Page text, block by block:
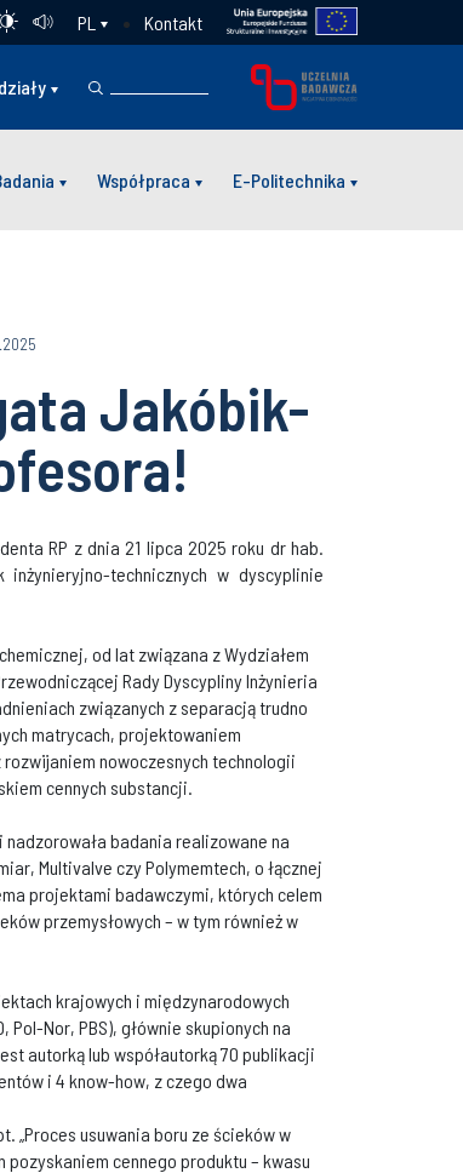
PL Kontakt
Współpraca E-Politechnika
Jakóbik-
RP z dnia 21 lipca 2025 roku dr hab.
technicznych w dyscyplinie
od lat związana z Wydziałem
Rady Dyscypliny Inżynieria
związanych z separacją trudno
matrycach, projektowaniem
nowoczesnych technologii
cennych substancji.
badania realizowane na
Multivalve czy Polymemtech, o łącznej
projektami badawczymi, których celem
przemysłowych – w tym również w
krajowych i międzynarodowych
Pol-Nor, PBS), głównie skupionych na
autorką lub współautorką 70 publikacji
i 4 know-how, z czego dwa
„Proces usuwania boru ze ścieków w
cennego produktu – kwasu